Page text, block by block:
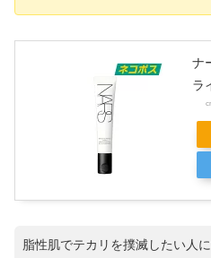
ナ
ラ
脂性肌でテカリを撲滅したい人